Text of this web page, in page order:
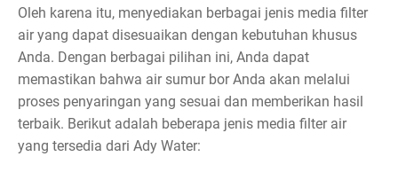
Oleh karena itu, menyediakan berbagai jenis media filter
air yang dapat disesuaikan dengan kebutuhan khusus
Anda. Dengan berbagai pilihan ini, Anda dapat
memastikan bahwa air sumur bor Anda akan melalui
proses penyaringan yang sesuai dan memberikan hasil
terbaik. Berikut adalah beberapa jenis media filter air
yang tersedia dari Ady Water: